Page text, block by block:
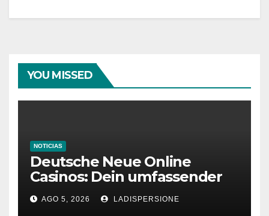
YOU MISSED
NOTICIAS
Deutsche Neue Online
Casinos: Dein umfassender
Ratgeber für moderne
Glücksspielplattformen
AGO 5, 2026 LADISPERSIONE